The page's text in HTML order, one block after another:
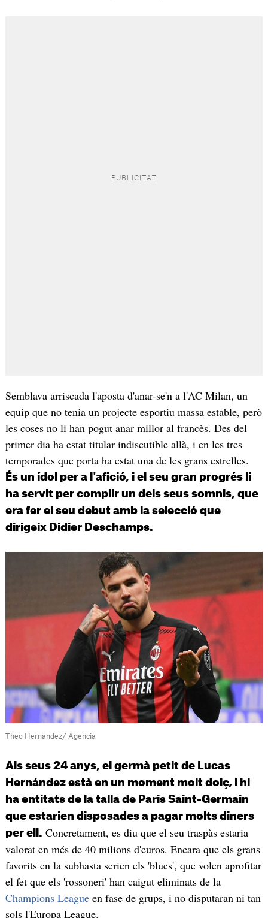
Semblava arriscada l'aposta d'anar-se'n a l'AC Milan, un
equip que no tenia un projecte esportiu massa estable, però
les coses no li han pogut anar millor al francès. Des del
primer dia ha estat titular indiscutible allà, i en les tres
temporades que porta ha estat una de les grans estrelles.
És un ídol per a l'afició, i el seu gran progrés li
ha servit per complir un dels seus somnis, que
era fer el seu debut amb la selecció que
dirigeix Didier Deschamps.
Theo Hernández/ Agencia
Als seus 24 anys, el germà petit de Lucas
Hernández està en un moment molt dolç, i hi
ha entitats de la talla de Paris Saint-Germain
que estarien disposades a pagar molts diners
per ell. Concretament, es diu que el seu traspàs estaria
valorat en més de 40 milions d'euros. Encara que els grans
favorits en la subhasta serien els 'blues', que volen aprofitar
el fet que els 'rossoneri' han caigut eliminats de la
Champions Leagueen fase de grups, i no disputaran ni tan
sols l'Europa League.